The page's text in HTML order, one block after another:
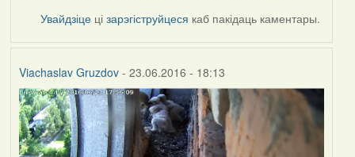
Увайдзіце цізарэгіструйцеся каб пакідаць каментары.
Viachaslav Gruzdov- 23.06.2016 - 18:13